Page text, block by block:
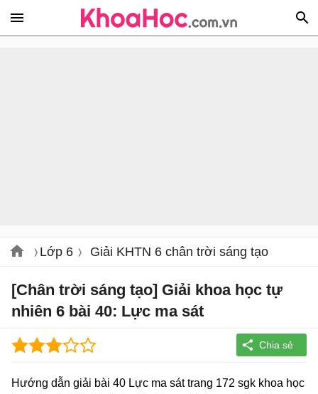
Lớp 6 Giải KHTN 6 chân trời sáng tạo
[Chân trời sáng tạo] Giải khoa học tự
nhiên 6 bài 40: Lực ma sát
Hướng dẫn giải bài 40 Lực ma sát trang 172 sgk khoa học